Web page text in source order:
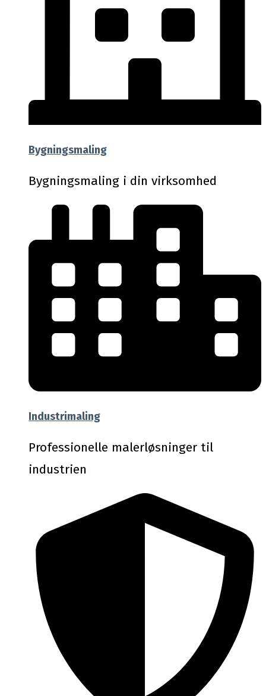
Bygningsmaling
Bygningsmaling i din virksomhed
Industrimaling
Professionelle malerløsninger til
industrien